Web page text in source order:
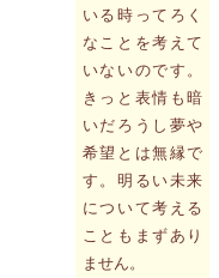
いる時ってろく
なことを考えて
いないのです。
きっと表情も暗
いだろうし夢や
希望とは無縁で
す。明るい未来
について考える
こともまずあり
ません。